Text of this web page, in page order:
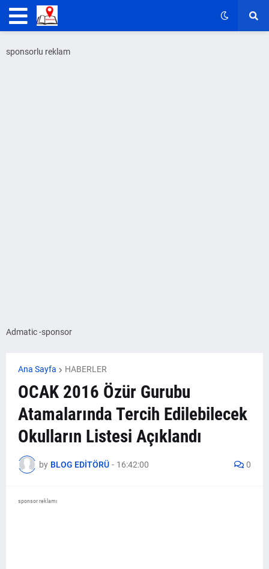
sponsorlu reklam
Admatic -sponsor
Ana Sayfa HABERLER
OCAK 2016 Özür Gurubu
Atamalarında Tercih Edilebilecek
Okulların Listesi Açıklandı
by BLOG EDİTÖRÜ - 16:42:00 0
sponsor reklamı